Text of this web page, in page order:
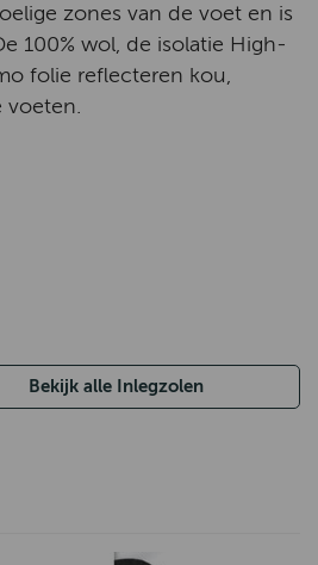
zones van de voet en is
100% wol, de isolatie High-
folie reflecteren kou,
voeten.
Bekijk alle Inlegzolen